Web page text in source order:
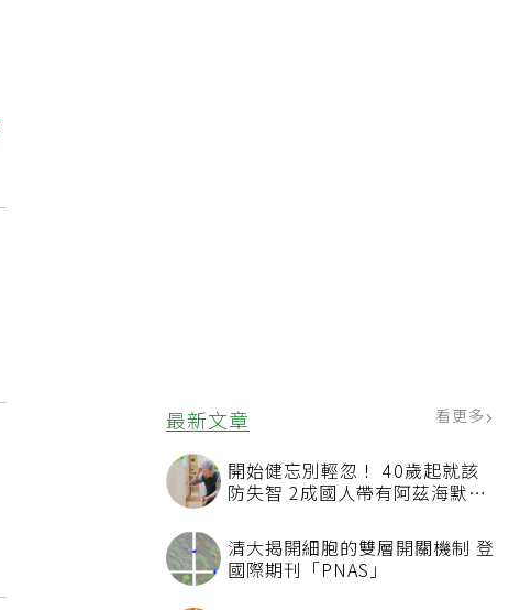
最新文章 看更多
開始健忘別輕忽！ 40歲起就該
防失智 2成國人帶有阿茲海默症
清大揭開細胞的雙層開關機制 登
國際期刊「PNAS」